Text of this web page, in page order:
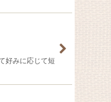
好みに応じて短